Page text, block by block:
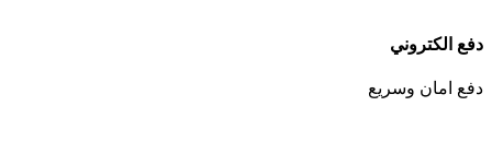
دفع الكتروني
دفع امان وسريع